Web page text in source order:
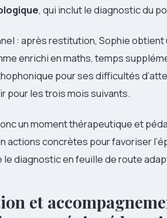
, qui inclut le diagnostic du
: après restitution, Sophie
enrichi en maths, temps
pour ses difficultés
pour les trois mois suivants.
un moment thérapeutique et
actions concrètes pour favoriser
diagnostic en feuille de route
et